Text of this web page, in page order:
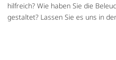
hilfreich? Wie haben Sie die
gestaltet? Lassen Sie es uns in